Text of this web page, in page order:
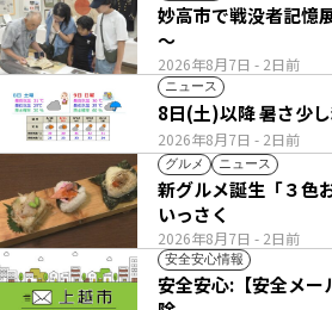
2026年8月7日 - 2日前
妙高市で戦没者記憶
～
ニュース
2026年8月7日 - 2日前
8日(土)以降
グルメ ニュース
2026年8月7日 - 2日前
新グルメ誕生「３色
いっさく
安全安心情報
安全安心:【安全メー